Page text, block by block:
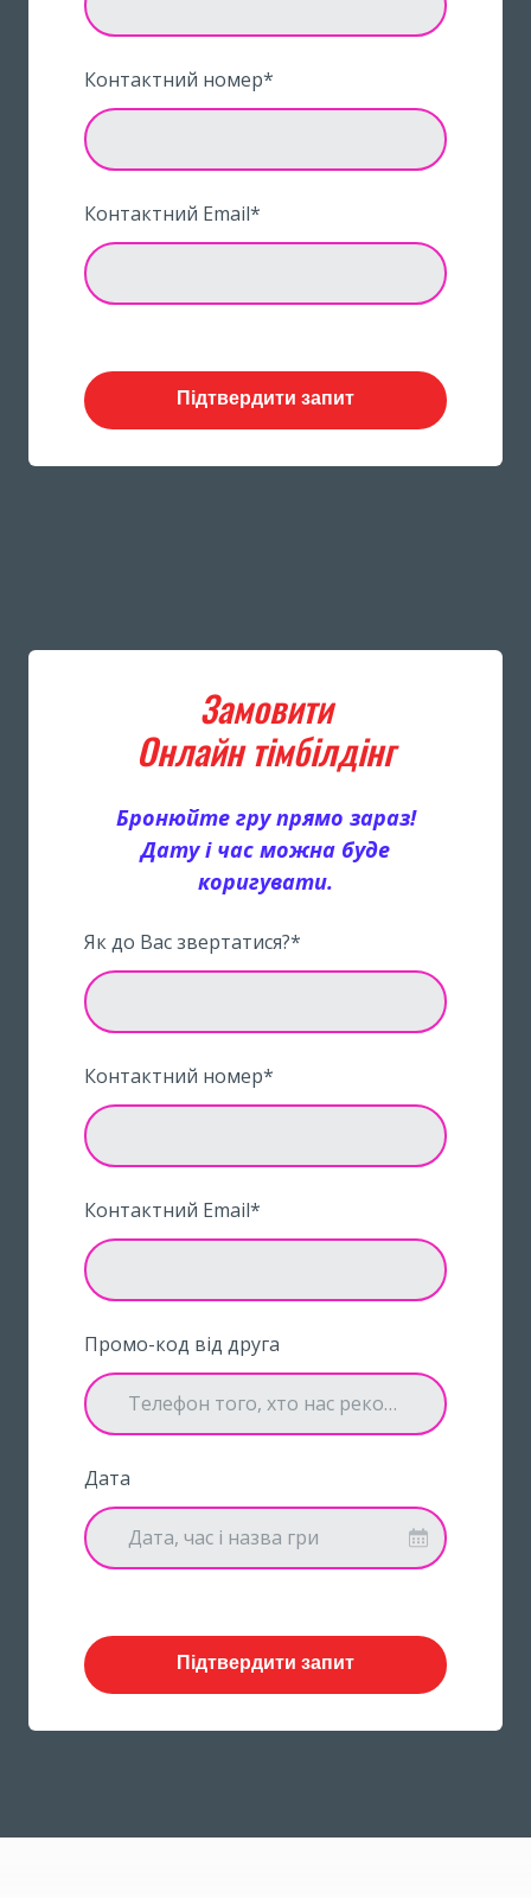
Контактний номер*
Контактний Email*
Підтвердити запит
Замовити
Онлайн тімбілдінг
Бронюйте гру прямо зараз!
Дату і час можна буде
коригувати.
Як до Вас звертатися?*
Контактний номер*
Контактний Email*
Промо-код від друга
Дата
Дата, час і назва гри
Підтвердити запит